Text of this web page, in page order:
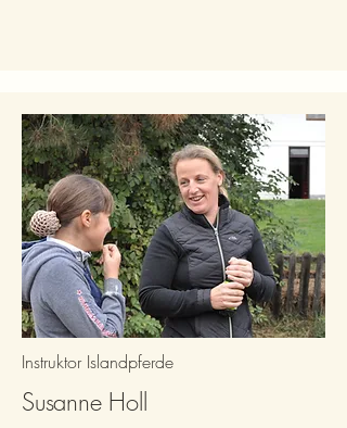
Instruktor Islandpferde
Susanne Holl